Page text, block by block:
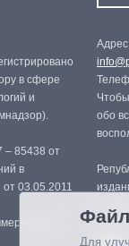
в сфере
и
– 85438 от
в
03.05.2011
обо
Для